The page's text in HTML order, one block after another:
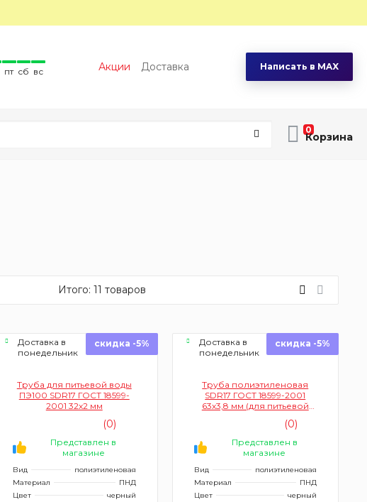
Написать в MAX
пт сб вс Акции Доставка
0
Итого: 11 товаров
Доставка в
понедельник
скидка -5%
Труба для питьевой воды
ПЭ100 SDR17 ГОСТ 18599-
2001 32х2 мм
(0)
Представлен в
магазине
Вид
полиэтиленовая
Материал
ПНД
Цвет
черный
Доставка в
понедельник
скидка -5%
Труба полиэтиленовая
SDR17 ГОСТ 18599-2001
63х3,8 мм (для питьевой
(0)
Представлен в
магазине
Вид
полиэтиленовая
Материал
ПНД
Цвет
черный